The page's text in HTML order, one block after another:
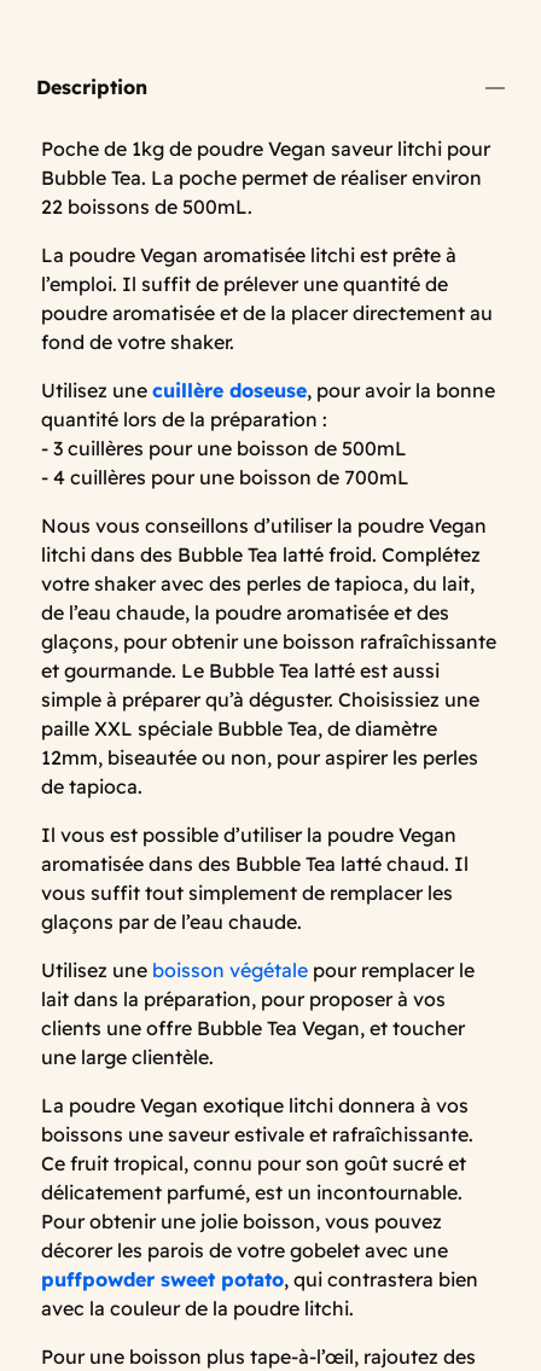
Description
Poche de 1kg de poudre Vegan saveur litchi pour
Bubble Tea. La poche permet de réaliser environ
22 boissons de 500mL.
La poudre Vegan aromatisée litchi est prête à
l’emploi. Il suffit de prélever une quantité de
poudre aromatisée et de la placer directement au
fond de votre shaker.
Utilisez une cuillère doseuse, pour avoir la bonne
quantité lors de la préparation :
- 3 cuillères pour une boisson de 500mL
- 4 cuillères pour une boisson de 700mL
Nous vous conseillons d’utiliser la poudre Vegan
litchi dans des Bubble Tea latté froid. Complétez
votre shaker avec des perles de tapioca, du lait,
de l’eau chaude, la poudre aromatisée et des
glaçons, pour obtenir une boisson rafraîchissante
et gourmande. Le Bubble Tea latté est aussi
simple à préparer qu’à déguster. Choisissiez une
paille XXL spéciale Bubble Tea, de diamètre
12mm, biseautée ou non, pour aspirer les perles
de tapioca.
Il vous est possible d’utiliser la poudre Vegan
aromatisée dans des Bubble Tea latté chaud. Il
vous suffit tout simplement de remplacer les
glaçons par de l’eau chaude.
Utilisez une boisson végétale pour remplacer le
lait dans la préparation, pour proposer à vos
clients une offre Bubble Tea Vegan, et toucher
une large clientèle.
La poudre Vegan exotique litchi donnera à vos
boissons une saveur estivale et rafraîchissante.
Ce fruit tropical, connu pour son goût sucré et
délicatement parfumé, est un incontournable.
Pour obtenir une jolie boisson, vous pouvez
décorer les parois de votre gobelet avec une
puffpowder sweet potato, qui contrastera bien
avec la couleur de la poudre litchi.
Pour une boisson plus tape-à-l’œil, rajoutez des